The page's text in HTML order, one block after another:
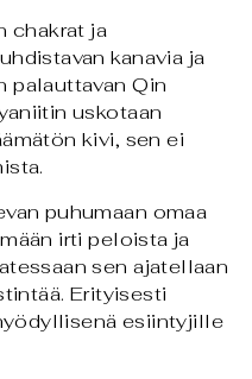
chakrat ja
kanavia ja
palauttavan Qin
uskotaan
kivi, sen ei
puhumaan omaa
irti peloista ja
sen ajatellaan
Erityisesti
esiintyjille